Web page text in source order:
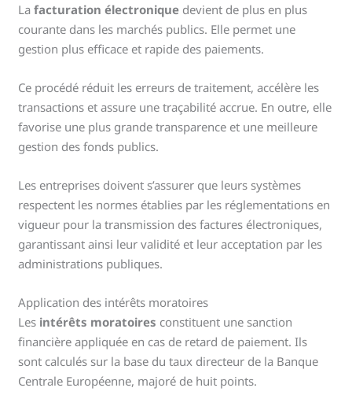
Lafacturation électronique devient de plus en plus
courante dans les marchés publics. Elle permet une
gestion plus efficace et rapide des paiements.
Ce procédé réduit les erreurs de traitement, accélère les
transactions et assure une traçabilité accrue. En outre, elle
favorise une plus grande transparence et une meilleure
gestion des fonds publics.
Les entreprises doivent s’assurer que leurs systèmes
respectent les normes établies par les réglementations en
vigueur pour la transmission des factures électroniques,
garantissant ainsi leur validité et leur acceptation par les
administrations publiques.
Application des intérêts moratoires
Les intérêts moratoires constituent une sanction
financière appliquée en cas de retard de paiement. Ils
sont calculés sur la base du taux directeur de la Banque
Centrale Européenne, majoré de huit points.